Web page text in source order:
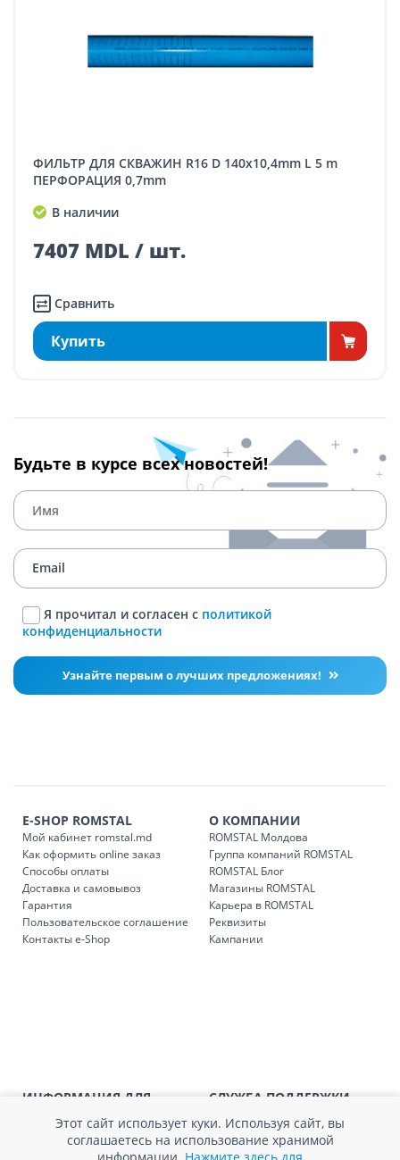
ФИЛЬТР ДЛЯ СКВАЖИН R16 D 140x10,4mm L 5 m
ПЕРФОРАЦИЯ 0,7mm
В наличии
7407 MDL / шт.
Сравнить
Купить
Будьте в курсе всех новостей!
Я прочитал и согласен с политикой
конфиденциальности
Узнайте первым о лучших предложениях!
E-SHOP ROMSTAL
Мой кабинет romstal.md
Как оформить online заказ
Способы оплаты
Доставка и самовывоз
Гарантия
Пользовательское соглашение
Контакты e-Shop
О КОМПАНИИ
ROMSTAL Молдова
Группа компаний ROMSTAL
ROMSTAL Блог
Магазины ROMSTAL
Карьера в ROMSTAL
Реквизиты
Кампании
ИНФОРМАЦИЯ ДЛЯ
Агентство по защите прав
потребителей
СЛУЖБА ПОДДЕРЖКИ
Покупка в кредит
Нам не всё равно!
Этот сайт использует куки. Используя сайт, вы
соглашаетесь на использование хранимой